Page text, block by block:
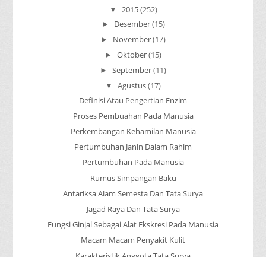
▼ 2015(252)
► Desember(15)
► November(17)
► Oktober(15)
► September(11)
▼ Agustus(17)
Definisi Atau Pengertian Enzim
Proses Pembuahan Pada Manusia
Perkembangan Kehamilan Manusia
Pertumbuhan Janin Dalam Rahim
Pertumbuhan Pada Manusia
Rumus Simpangan Baku
Antariksa Alam Semesta Dan Tata Surya
Jagad Raya Dan Tata Surya
Fungsi Ginjal Sebagai Alat Ekskresi Pada Manusia
Macam Macam Penyakit Kulit